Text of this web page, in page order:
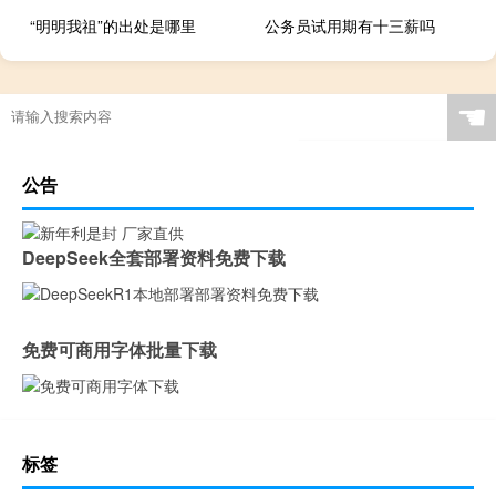
“明明我祖”的出处是哪里
公务员试用期有十三薪吗
☚
公告
DeepSeek全套部署资料免费下载
免费可商用字体批量下载
标签